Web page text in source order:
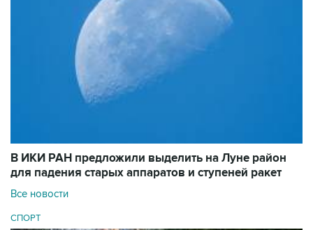
В ИКИ РАН предложили выделить на Луне район
для падения старых аппаратов и ступеней ракет
Все новости
СПОРТ